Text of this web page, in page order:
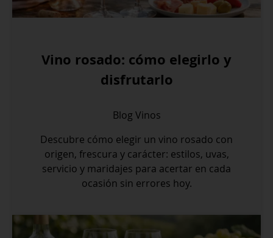
Vino rosado: cómo elegirlo y
disfrutarlo
Blog Vinos
Descubre cómo elegir un vino rosado con
origen, frescura y carácter: estilos, uvas,
servicio y maridajes para acertar en cada
ocasión sin errores hoy.